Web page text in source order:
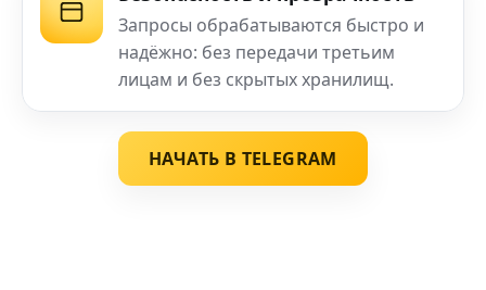
Запросы обрабатываются быстро и
надёжно: без передачи третьим
лицам и без скрытых хранилищ.
НАЧАТЬ В TELEGRAM